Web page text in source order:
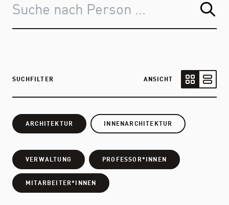
SUCHFILTER
ANSICHT
ARCHITEKTUR INNENARCHITEKTUR
VERWALTUNG PROFESSOR*INNEN
MITARBEITER*INNEN